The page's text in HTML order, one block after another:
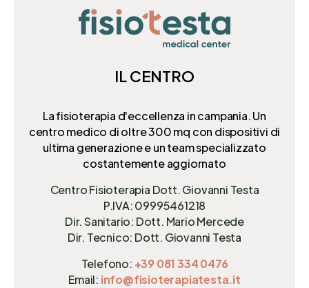
IL CENTRO
La fisioterapia d'eccellenza in campania. Un
centro medico di oltre 300 mq con dispositivi di
ultima generazione e un team specializzato
costantemente aggiornato
Centro Fisioterapia Dott. Giovanni Testa
P.IVA: 09995461218
Dir. Sanitario: Dott. Mario Mercede
Dir. Tecnico: Dott. Giovanni Testa
Telefono: +39 081 334 0476
Email: info@fisioterapiatesta.it